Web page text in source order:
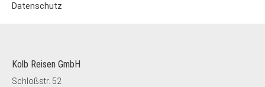
Datenschutz
Kolb Reisen GmbH
Schloßstr. 52